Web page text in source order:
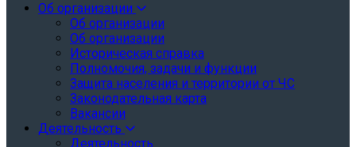
Об организации
Об организации
Об организации
Историческая справка
Полномочия, задачи и функции
Защита населения и территории от ЧС
Законодательная карта
Вакансии
Деятельность
Деятельность